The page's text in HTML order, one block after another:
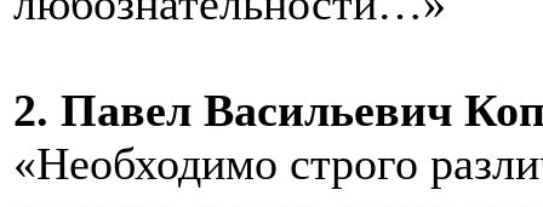
2. Павел Васильевич
«Необходимо строго